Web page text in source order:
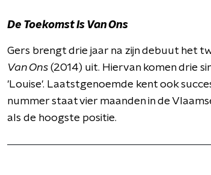
De Toekomst Is Van Ons
Gers brengt drie jaar na zijn debuut het
Van Ons (2014) uit. Hiervan komen drie
'Louise'. Laatstgenoemde kent ook
nummer staat vier maanden in de
als de hoogste positie.